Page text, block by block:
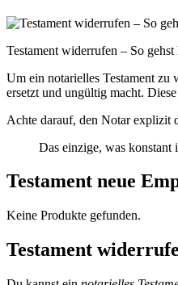
Testament widerrufen – So
Um ein notarielles Testament
ersetzt und ungültig macht.
Achte darauf, den Notar explizit
Das einzige, was konstant
Testament neue
Keine Produkte gefunden.
Testament